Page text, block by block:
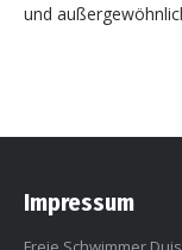
und
Impressum